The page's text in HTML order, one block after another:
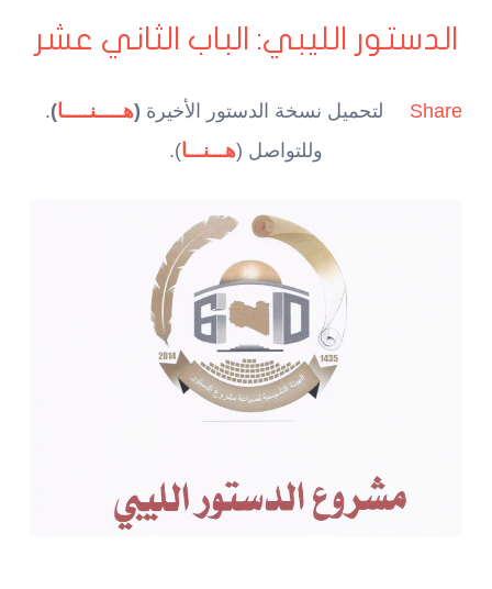
الدستور الليبي: الباب الثاني عشر
Share لتحميل نسخة الدستور الأخيرة (هـــــنـــــا)
.
وللتواصل (هـــنـــا).